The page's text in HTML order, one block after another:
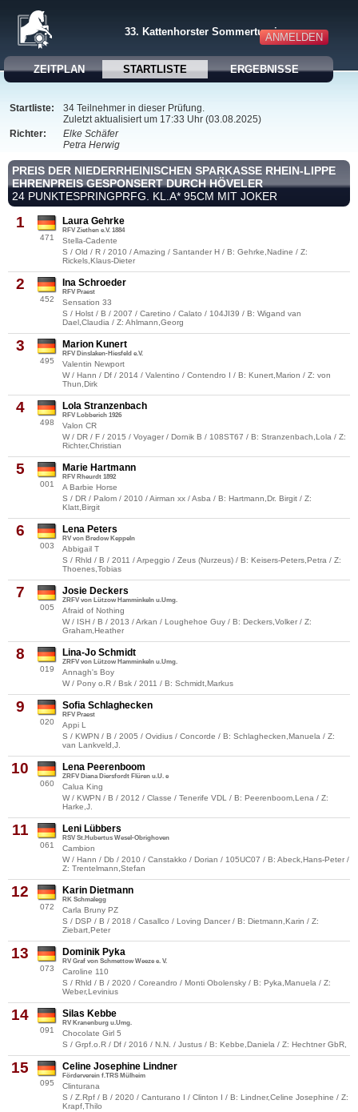
ANMELDEN
33. Kattenhorster Sommerturnier
ZEITPLAN STARTLISTE ERGEBNISSE
Startliste:
34 Teilnehmer in dieser Prüfung.
Zuletzt aktualisiert um 17:33 Uhr (03.08.2025)
Richter:
Elke Schäfer
Petra Herwig
PREIS DER NIEDERRHEINISCHEN SPARKASSE RHEIN-LIPPE
EHRENPREIS GESPONSERT DURCH HÖVELER
24 PUNKTESPRINGPRFG. KL.A* 95CM MIT JOKER
1
471
Laura Gehrke
RFV Ziethen e.V. 1884
Stella-Cadente
S / Old / R / 2010 / Amazing / Santander H / B: Gehrke,Nadine / Z:
Rickels,Klaus-Dieter
2
452
Ina Schroeder
RFV Praest
Sensation 33
S / Holst / B / 2007 / Caretino / Calato / 104JI39 / B: Wigand van
Dael,Claudia / Z: Ahlmann,Georg
3
495
Marion Kunert
RFV Dinslaken-Hiesfeld e.V.
Valentin Newport
W / Hann / Df / 2014 / Valentino / Contendro I / B: Kunert,Marion / Z: von
Thun,Dirk
4
498
Lola Stranzenbach
RFV Lobberich 1926
Valon CR
W / DR / F / 2015 / Voyager / Dornik B / 108ST67 / B: Stranzenbach,Lola / Z:
Richter,Christian
5
001
Marie Hartmann
RFV Rheurdt 1892
A Barbie Horse
S / DR / Palom / 2010 / Airman xx / Asba / B: Hartmann,Dr. Birgit / Z:
Klatt,Birgit
6
003
Lena Peters
RV von Bredow Keppeln
Abbigail T
S / Rhld / B / 2011 / Arpeggio / Zeus (Nurzeus) / B: Keisers-Peters,Petra / Z:
Thoenes,Tobias
7
005
Josie Deckers
ZRFV von Lützow Hamminkeln u.Umg.
Afraid of Nothing
W / ISH / B / 2013 / Arkan / Loughehoe Guy / B: Deckers,Volker / Z:
Graham,Heather
8
019
Lina-Jo Schmidt
ZRFV von Lützow Hamminkeln u.Umg.
Annagh's Boy
W / Pony o.R / Bsk / 2011 / B: Schmidt,Markus
9
020
Sofia Schlaghecken
RFV Praest
Appi L
S / KWPN / B / 2005 / Ovidius / Concorde / B: Schlaghecken,Manuela / Z:
van Lankveld,J.
10
060
Lena Peerenboom
ZRFV Diana Diersfordt Flüren u.U. e
Calua King
W / KWPN / B / 2012 / Classe / Tenerife VDL / B: Peerenboom,Lena / Z:
Harke,J.
11
061
Leni Lübbers
RSV St.Hubertus Wesel-Obrighoven
Cambion
W / Hann / Db / 2010 / Canstakko / Dorian / 105UC07 / B: Abeck,Hans-Peter /
Z: Trentelmann,Stefan
12
072
Karin Dietmann
RK Schmalegg
Carla Bruny PZ
S / DSP / B / 2018 / Casallco / Loving Dancer / B: Dietmann,Karin / Z:
Ziebart,Peter
13
073
Dominik Pyka
RV Graf von Schmettow Weeze e. V.
Caroline 110
S / Rhld / B / 2020 / Coreandro / Monti Obolensky / B: Pyka,Manuela / Z:
Weber,Levinius
14
091
Silas Kebbe
RV Kranenburg u.Umg.
Chocolate Girl 5
S / Grpf.o.R / Df / 2016 / N.N. / Justus / B: Kebbe,Daniela / Z: Hechtner GbR,
15
095
Celine Josephine Lindner
Förderverein f.TRS Mülheim
Clinturana
S / Z.Rpf / B / 2020 / Canturano I / Clinton I / B: Lindner,Celine Josephine / Z:
Krapf,Thilo